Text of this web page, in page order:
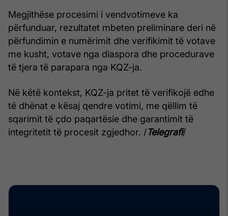
Megjithëse procesimi i vendvotimeve ka
përfunduar, rezultatet mbeten preliminare deri në
përfundimin e numërimit dhe verifikimit të votave
me kusht, votave nga diaspora dhe procedurave
të tjera të parapara nga KQZ-ja.
Në këtë kontekst, KQZ-ja pritet të verifikojë edhe
të dhënat e kësaj qendre votimi, me qëllim të
sqarimit të çdo paqartësie dhe garantimit të
integritetit të procesit zgjedhor. /Telegrafi/